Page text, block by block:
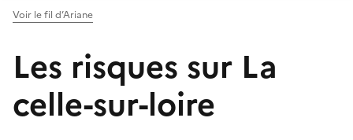
Voir le fil d’Ariane
Les risques sur La
celle-sur-loire